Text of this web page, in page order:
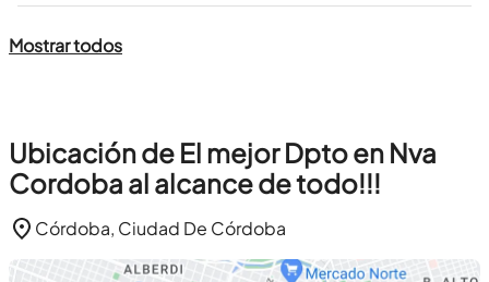
Mostrar todos
Ubicación de El mejor Dpto en Nva
Cordoba al alcance de todo!!!
Córdoba, Ciudad De Córdoba